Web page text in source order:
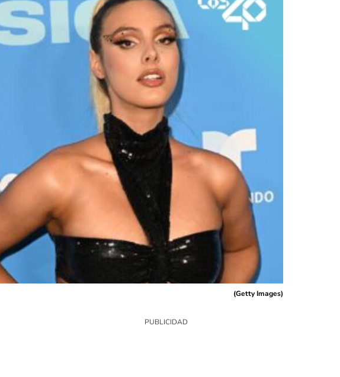
(Getty Images)